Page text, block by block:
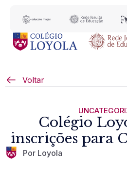
Voltar
Colégio
inscrições para
Por Loyola